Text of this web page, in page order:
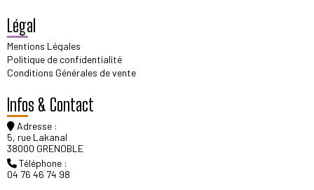
Légal
Mentions Légales
Politique de confidentialité
Conditions Générales de vente
Infos & Contact
Adresse :
5, rue Lakanal
38000 GRENOBLE
Téléphone :
04 76 46 74 98